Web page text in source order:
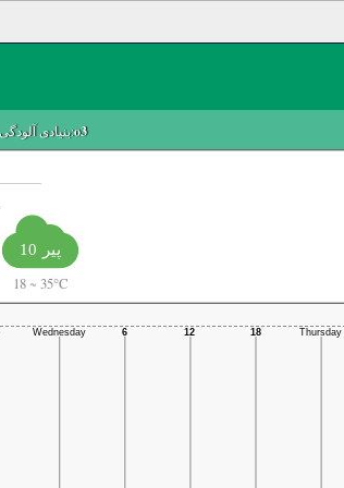
-بنیادی آلودگی:o3
پیر 10
18 ~ 35°C